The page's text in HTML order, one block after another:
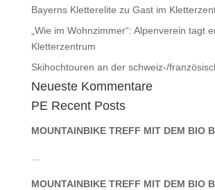
Bayerns Kletterelite zu Gast im
„Wie im Wohnzimmer“: Alpenverein tagt
Kletterzentrum
Skihochtouren an der schweiz-/
Neueste Kommentare
PE Recent Posts
MOUNTAINBIKE TREFF MIT DEM BIO
MOUNTAINBIKE TREFF MIT DEM BIO